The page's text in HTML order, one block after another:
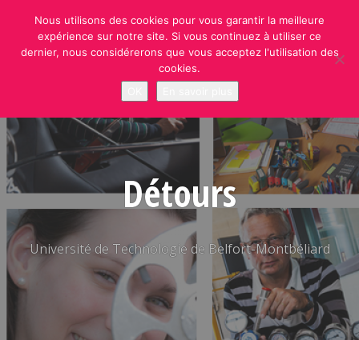
content
Détours
Université de Technologie de Belfort-Montbéliard
Nous utilisons des cookies pour vous garantir la meilleure
expérience sur notre site. Si vous continuez à utiliser ce
dernier, nous considérerons que vous acceptez l'utilisation des
cookies.